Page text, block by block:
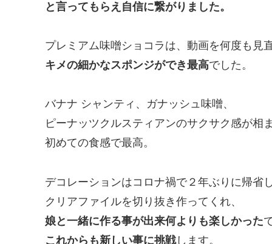
と言ってもらえ自信に繋がりました。
プレミアム味噌ショコラは、動画を何度も見
キメの細かなスポンジができ最高でした。
バナナ シャンティ、ガナッシュ味噌、
ピーナッツクルスティアンのサクサク感が相
初めての食感で最高。
デコレーションはコロナ禍で２年ぶりに帰省
クリアファイルを切り抜き作ってくれ、
娘と一緒に作る事が出来何よりも楽しかった
これからも新しい事に挑戦します。